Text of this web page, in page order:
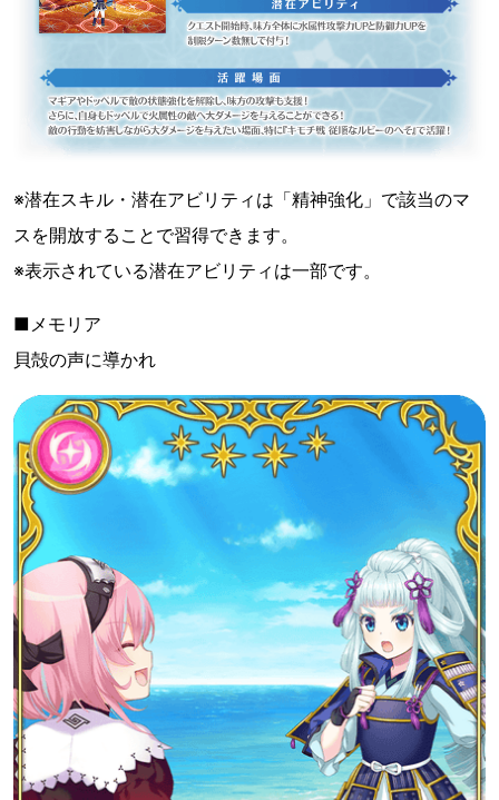
※潜在スキル・潜在アビリティは「精神強化」で該当のマ
スを開放することで習得できます。
※表示されている潜在アビリティは一部です。
■メモリア
貝殻の声に導かれ